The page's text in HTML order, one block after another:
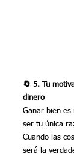
🔄 5. Tu
dinero
Ganar bien
ser tu única
Cuando las
será la